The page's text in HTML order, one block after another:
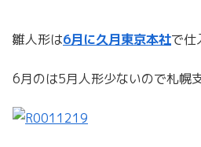
雛人形は6月に久月東京本社で仕
6月のは5月人形少ないので札幌